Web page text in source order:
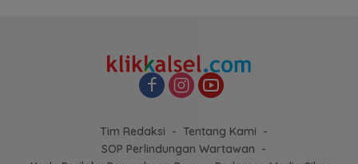
Tim Redaksi
Tentang Kami
SOP Perlindungan Wartawan